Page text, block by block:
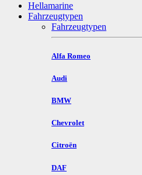
Hellamarine
Fahrzeugtypen
Fahrzeugtypen
Alfa Romeo
Audi
BMW
Chevrolet
Citroën
DAF